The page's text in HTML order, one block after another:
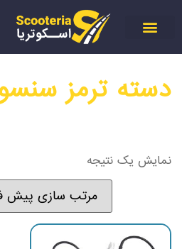
دسته ترمز
نمایش یک نتیجه